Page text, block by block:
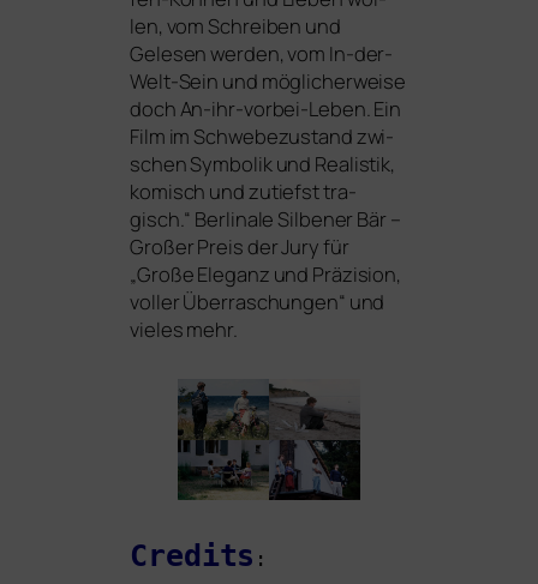
len, vom Schreiben und
Gelesen wer­den, vom In-der-
Welt-Sein und mög­li­cher­wei­se
doch An-ihr-vor­bei-Leben. Ein
Film im Schwebezustand zwi­
schen Symbolik und Realistik,
komisch und zutiefst tra­
gisch.“ Berlinale Silbener Bär –
Großer Preis der Jury für
„Große Eleganz und Präzision,
vol­ler Überraschungen“ und
vie­les mehr.
Credits :